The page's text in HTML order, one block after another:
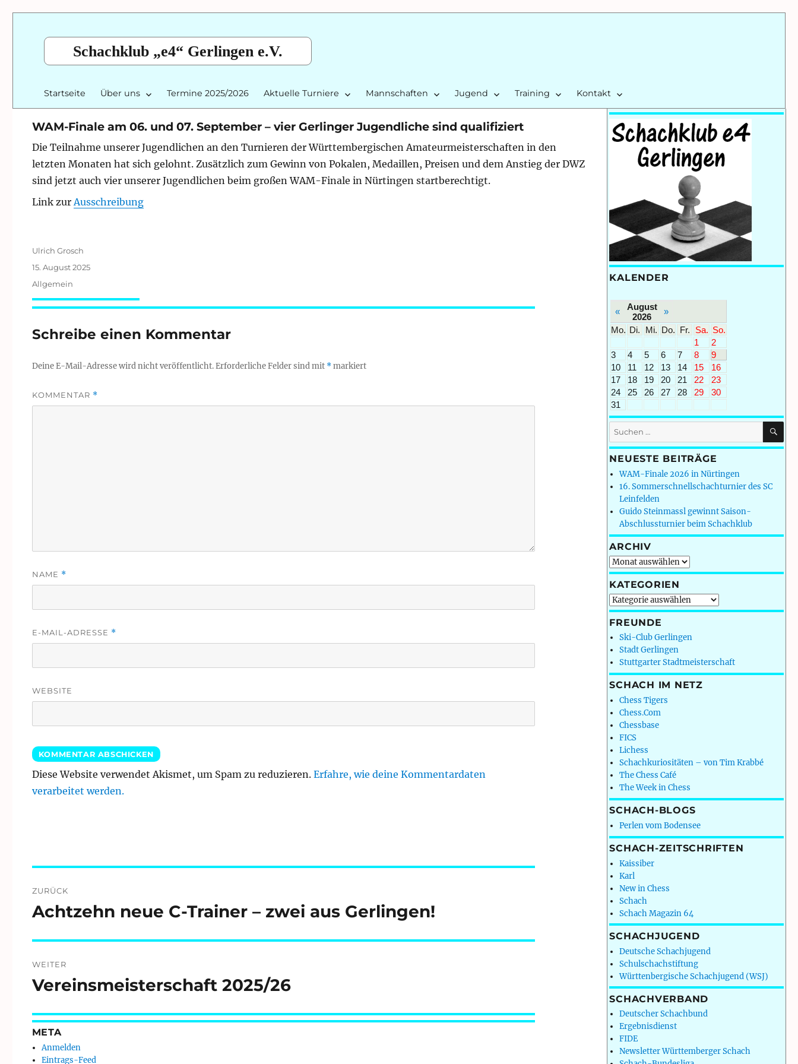
Schachklub „e4“ Gerlingen e.V.
Startseite Über uns Termine 2025/2026 Aktuelle Turniere Mannschaften Jugend Training Kontakt
WAM-Finale am 06. und 07. September – vier Gerlinger Jugendliche sind qualifiziert
Die Teilnahme unserer Jugendlichen an den Turnieren der Württembergischen Amateurmeisterschaften in den
letzten Monaten hat sich gelohnt. Zusätzlich zum Gewinn von Pokalen, Medaillen, Preisen und dem Anstieg der DWZ
sind jetzt auch vier unserer Jugendlichen beim großen WAM-Finale in Nürtingen startberechtigt.
Link zurAusschreibung
Autor
Ulrich Grosch
Veröffentlicht
am
15. August 2025
Kategorien
Allgemein
Schreibe einen Kommentar
Deine E-Mail-Adresse wird nicht veröffentlicht. Erforderliche Felder sind mit *markiert
KOMMENTAR *
NAME *
E-MAIL-ADRESSE *
WEBSITE
Diese Website verwendet Akismet, um Spam zu reduzieren. Erfahre, wie deine Kommentardaten
verarbeitet werden.
ZURÜCK
Vorheriger
Achtzehn neue C-Trainer – zwei aus Gerlingen!
WEITER
Nächster
Vereinsmeisterschaft 2025/26
META
Anmelden
Eintrags-Feed
KALENDER
«
August
2026
»
Mo. Di. Mi. Do. Fr. Sa. So.
1
2
3
4 5 6 7 8
9
10
11 12 13 14 15
16
17
18 19 20 21 22
23
24
25 26 27 28 29
30
31
Suchen
nach:
NEUESTE BEITRÄGE
WAM-Finale 2026 in Nürtingen
16. Sommerschnellschachturnier des SC
Leinfelden
Guido Steinmassl gewinnt Saison-
Abschlussturnier beim Schachklub
ARCHIV
Archiv
KATEGORIEN
Kategorien
FREUNDE
Ski-Club Gerlingen
Stadt Gerlingen
Stuttgarter Stadtmeisterschaft
SCHACH IM NETZ
Chess Tigers
Chess.Com
Chessbase
FICS
Lichess
Schachkuriositäten – von Tim Krabbé
The Chess Café
The Week in Chess
SCHACH-BLOGS
Perlen vom Bodensee
SCHACH-ZEITSCHRIFTEN
Kaissiber
Karl
New in Chess
Schach
Schach Magazin 64
SCHACHJUGEND
Deutsche Schachjugend
Schulschachstiftung
Württenbergische Schachjugend (WSJ)
SCHACHVERBAND
Deutscher Schachbund
Ergebnisdienst
FIDE
Newsletter Württemberger Schach